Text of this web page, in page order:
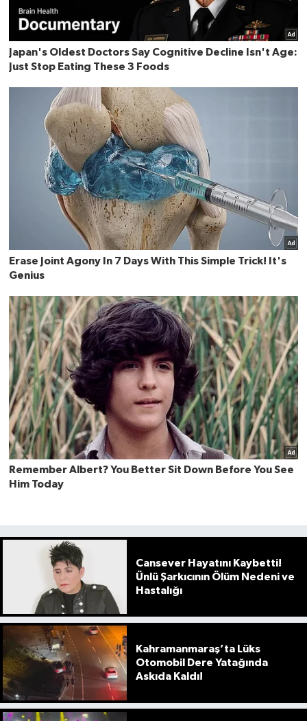
Cansever Hayatını Kaybetti!
Ünlü Şarkıcının Ölüm Nedeni ve
Hastalığı
Kahramanmaraş’ta Lüks
Otomobil Dere Yatağında
Askıda Kaldı!